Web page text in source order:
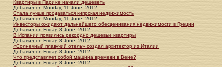
Квартиры в Париже начали дешеветь
Добавил on Monday, 11 June. 2012
Стала лучше продаваться кипрская недвижимость
Добавил on Monday, 11 June. 2012
Инвесторы ожидают дальнейшего обесценивания недвижимости в Греции
Добавил on Friday, 8 June. 2012
В Испании появились рекордно дешевые квартиры
Добавил on Friday, 8 June. 2012
«Солнечный плавучий отель» создал архитектор из Италии
Добавил on Friday, 8 June. 2012
Что представляет собой машина времени в Вене?
Добавил on Friday, 8 June. 2012